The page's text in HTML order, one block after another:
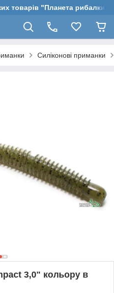
товарів "Планета рибалки"
Силіконові приманки
3,0" кольору в